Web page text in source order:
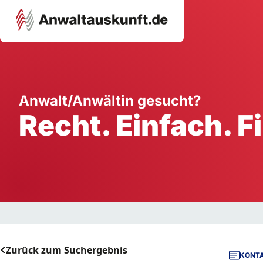
Ausbildung
Handwerk
Dienstleistung
Anwalt/Anwältin gesucht?
Recht. Einfach.
Zurück zum Suchergebnis